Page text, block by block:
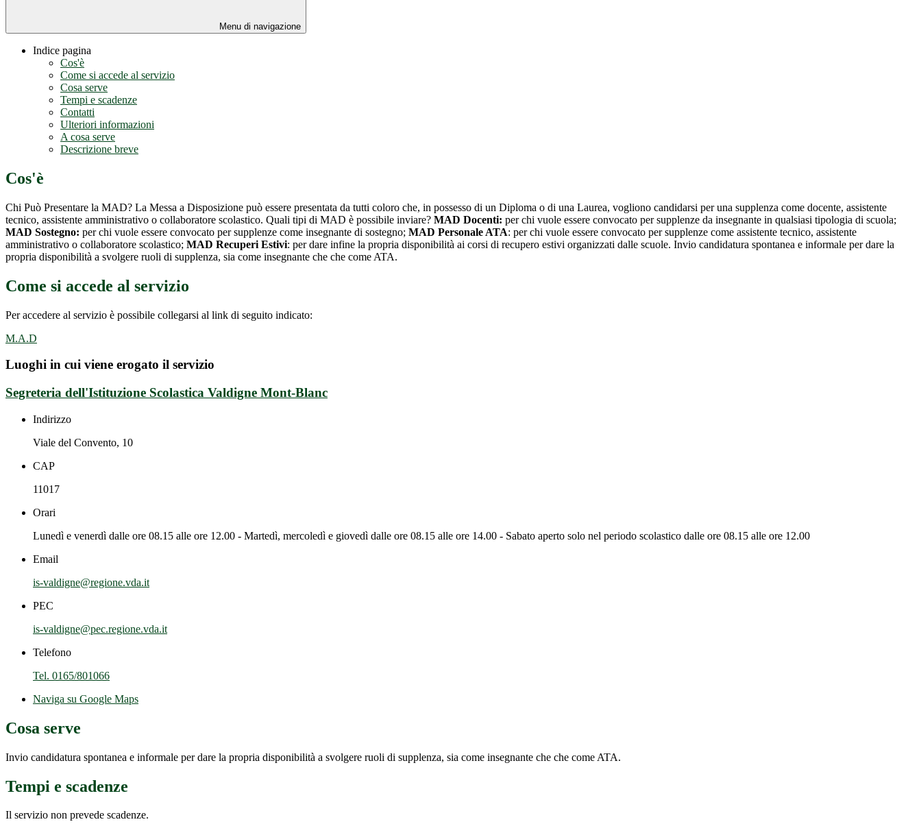
Menu di navigazione
Indice pagina
Cos'è
Come si accede al servizio
Cosa serve
Tempi e scadenze
Contatti
Ulteriori informazioni
A cosa serve
Descrizione breve
Cos'è
Chi Può Presentare la MAD? La Messa a Disposizione può essere presentata da tutti coloro che, in possesso di un Diploma o di una Laurea, vogliono candidarsi per una supplenza come docente, assistente
tecnico, assistente amministrativo o collaboratore scolastico. Quali tipi di MAD è possibile inviare? MAD Docenti: per chi vuole essere convocato per supplenze da insegnante in qualsiasi tipologia di scuola;
MAD Sostegno: per chi vuole essere convocato per supplenze come insegnante di sostegno; MAD Personale ATA: per chi vuole essere convocato per supplenze come assistente tecnico, assistente
amministrativo o collaboratore scolastico; MAD Recuperi Estivi: per dare infine la propria disponibilità ai corsi di recupero estivi organizzati dalle scuole. Invio candidatura spontanea e informale per dare la
propria disponibilità a svolgere ruoli di supplenza, sia come insegnante che che come ATA.
Come si accede al servizio
Per accedere al servizio è possibile collegarsi al link di seguito indicato:
M.A.D
Luoghi in cui viene erogato il servizio
Segreteria dell'Istituzione Scolastica Valdigne Mont-Blanc
Indirizzo
Viale del Convento, 10
CAP
11017
Orari
Lunedì e venerdì dalle ore 08.15 alle ore 12.00 - Martedì, mercoledì e giovedì dalle ore 08.15 alle ore 14.00 - Sabato aperto solo nel periodo scolastico dalle ore 08.15 alle ore 12.00
Email
is-valdigne@regione.vda.it
PEC
is-valdigne@pec.regione.vda.it
Telefono
Tel. 0165/801066
Naviga su Google Maps
Cosa serve
Invio candidatura spontanea e informale per dare la propria disponibilità a svolgere ruoli di supplenza, sia come insegnante che che come ATA.
Tempi e scadenze
Il servizio non prevede scadenze.